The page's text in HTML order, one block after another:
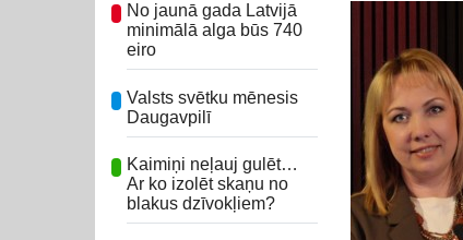
No jaunā gada Latvijā
minimālā alga būs 740
eiro
Valsts svētku mēnesis
Daugavpilī
Kaimiņi neļauj gulēt…
Ar ko izolēt skaņu no
blakus dzīvokļiem?